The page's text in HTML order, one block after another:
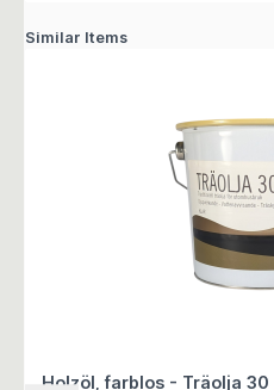
Similar Items
Holzöl, farblos - Träolja 30